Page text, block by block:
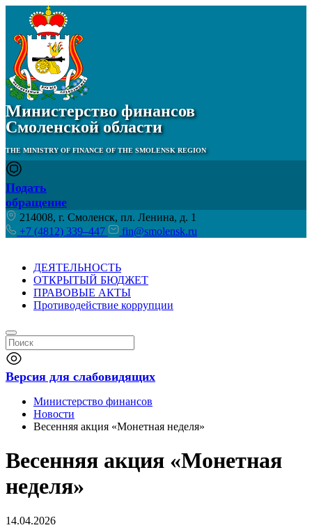
Министерство финансов
Смоленской области
THE MINISTRY OF FINANCE OF THE SMOLENSK REGION
Подать
обращение
214008, г. Смоленск, пл. Ленина, д. 1
+7 (4812) 339–447
fin@smolensk.ru
ДЕЯТЕЛЬНОСТЬ
ОТКРЫТЫЙ БЮДЖЕТ
ПРАВОВЫЕ АКТЫ
Противодействие коррупции
Версия для слабовидящих
Министерство финансов
Новости
Весенняя акция «Монетная неделя»
Весенняя акция «Монетная
неделя»
14.04.2026